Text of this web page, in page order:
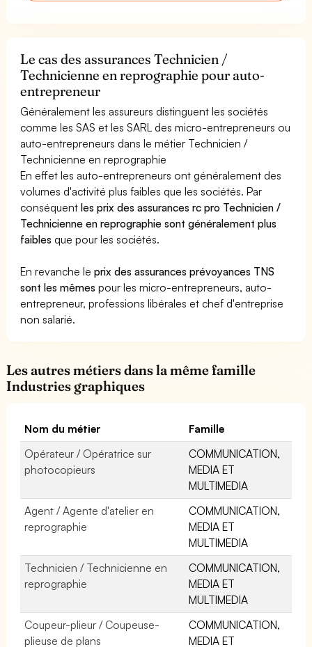
Le cas des assurances Technicien /
Technicienne en reprographie pour auto-
entrepreneur
Généralement les assureurs distinguent les sociétés
comme les SAS et les SARL des micro-entrepreneurs ou
auto-entrepreneurs dans le métier Technicien /
Technicienne en reprographie
En effet les auto-entrepreneurs ont généralement des
volumes d'activité plus faibles que les sociétés. Par
conséquentles prix des assurances rc pro Technicien /
Technicienne en reprographie sont généralement plus
faibles que pour les sociétés.
En revanche leprix des assurances prévoyances TNS
sont les mêmes pour les micro-entrepreneurs, auto-
entrepreneur, professions libérales et chef d'entreprise
non salarié.
Les autres métiers dans la même famille
Industries graphiques
Nom du métier
Famille
Opérateur / Opératrice sur
photocopieurs
COMMUNICATION,
MEDIA ET
MULTIMEDIA
Agent / Agente d'atelier en
reprographie
COMMUNICATION,
MEDIA ET
MULTIMEDIA
Technicien / Technicienne en
reprographie
COMMUNICATION,
MEDIA ET
MULTIMEDIA
Coupeur-plieur / Coupeuse-
plieuse de plans
COMMUNICATION,
MEDIA ET